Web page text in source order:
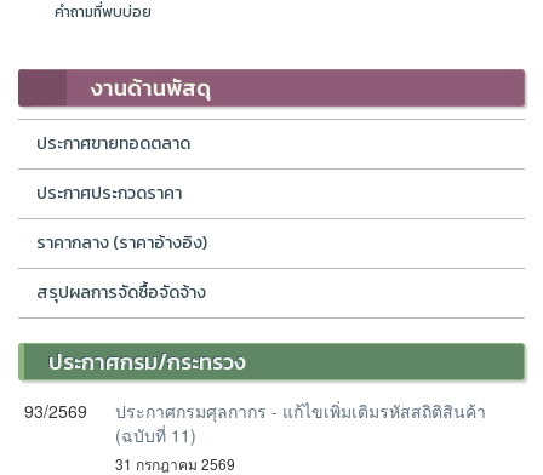
คำถามที่พบบ่อย
งานด้านพัสดุ
ประกาศขายทอดตลาด
ประกาศประกวดราคา
ราคากลาง (ราคาอ้างอิง)
สรุปผลการจัดซื้อจัดจ้าง
ประกาศกรม/กระทรวง
93/2569
ประกาศกรมศุลกากร - แก้ไขเพิ่มเติมรหัสสถิติสินค้า
(ฉบับที่ 11)
31 กรกฎาคม 2569